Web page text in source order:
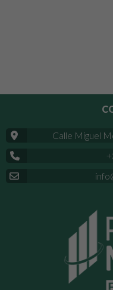
Calle Miguel